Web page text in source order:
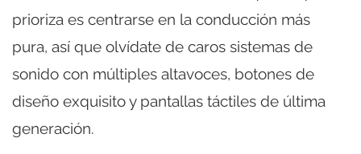
prioriza es centrarse en la conducción más
pura, así que olvídate de caros sistemas de
sonido con múltiples altavoces, botones de
diseño exquisito y pantallas táctiles de última
generación.